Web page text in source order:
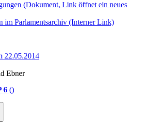
(Dokument, Link öffnet ein neues
im Parlamentsarchiv (Interner Link)
22.05.2014
Ebner
6 ()